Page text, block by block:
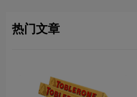
热门文章